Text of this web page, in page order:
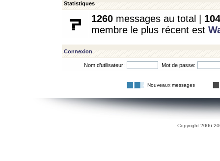
Statistiques
1260 messages au total | 104
membre le plus récent est
Connexion
Nom d’utilisateur: Mot de passe:
Nouveaux messages
Copyright 2006-